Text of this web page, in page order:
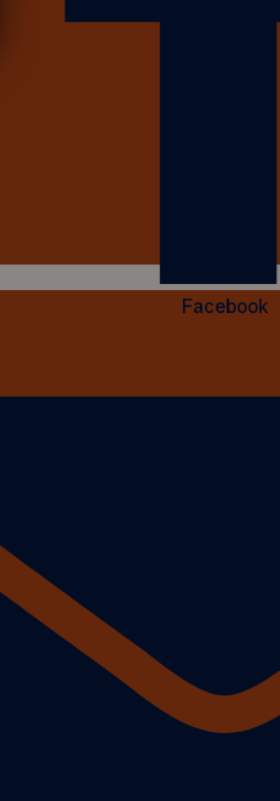
Facebook